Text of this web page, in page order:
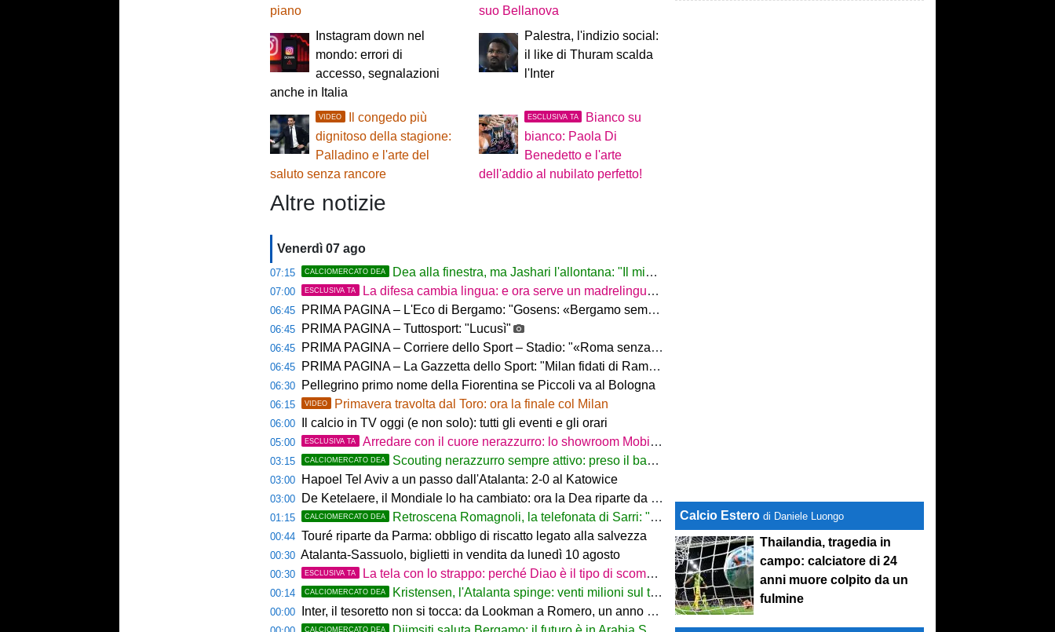
piano
suo Bellanova
Instagram down nel
mondo: errori di
accesso, segnalazioni
anche in Italia
Palestra, l'indizio social:
il like di Thuram scalda
l'Inter
VIDEO
Il congedo più
dignitoso della stagione:
Palladino e l'arte del
saluto senza rancore
ESCLUSIVA TA
Bianco su
bianco: Paola Di
Benedetto e l'arte
dell'addio al nubilato perfetto!
Altre notizie
Venerdì 07 ago
07:15 CALCIOMERCATO DEA Dea alla finestra, ma Jashari l'allontana: "Il mio cuore è sempre stato rossonero"
07:00 ESCLUSIVA TA La difesa cambia lingua: e ora serve un madrelingua della zona
06:45 PRIMA PAGINA – L'Eco di Bergamo: "Gosens: «Bergamo sempre casa mia. Incuriosito da Sarri»"
06:45 PRIMA PAGINA – Tuttosport: "Lucusì"
06:45 PRIMA PAGINA – Corriere dello Sport – Stadio: "«Roma senza limiti»"
06:45 PRIMA PAGINA – La Gazzetta dello Sport: "Milan fidati di Ramos"
06:30 Pellegrino primo nome della Fiorentina se Piccoli va al Bologna
06:15 VIDEO Primavera travolta dal Toro: ora la finale col Milan
06:00 Il calcio in TV oggi (e non solo): tutti gli eventi e gli orari
05:00 ESCLUSIVA TA Arredare con il cuore nerazzurro: lo showroom Mobilmondo a Osio Sotto. Quando essere di fede atalantina
03:15 CALCIOMERCATO DEA Scouting nerazzurro sempre attivo: preso il baby difensore 2010 Levačić
03:00 Hapoel Tel Aviv a un passo dall'Atalanta: 2-0 al Katowice
03:00 De Ketelaere, il Mondiale lo ha cambiato: ora la Dea riparte da lui
01:15 CALCIOMERCATO DEA Retroscena Romagnoli, la telefonata di Sarri: "Vieni con me a Bergamo"
00:44 Touré riparte da Parma: obbligo di riscatto legato alla salvezza
00:30 Atalanta-Sassuolo, biglietti in vendita da lunedì 10 agosto
00:30 ESCLUSIVA TA La tela con lo strappo: perché Diao è il tipo di scommessa che Giuntoli ama
00:14 CALCIOMERCATO DEA Kristensen, l'Atalanta spinge: venti milioni sul tavolo
00:00 Inter, il tesoretto non si tocca: da Lookman a Romero, un anno di rinunce
CALCIOMERCATO DEA
Calcio Estero di Daniele Luongo
Thailandia, tragedia in
campo: calciatore di 24
anni muore colpito da un
fulmine